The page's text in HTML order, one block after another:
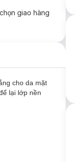
giao hàng
cho da mặt
lại lớp nền